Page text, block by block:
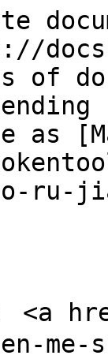
of
as
ru-
： <a
me-